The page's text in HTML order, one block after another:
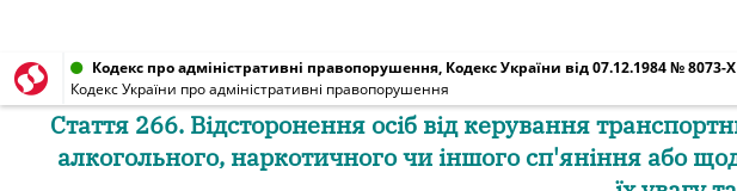
Кодекс про адміністративні правопорушення, Кодекс України від 07.12.1984 № 8073-X
Кодекс України про адміністративні правопорушення